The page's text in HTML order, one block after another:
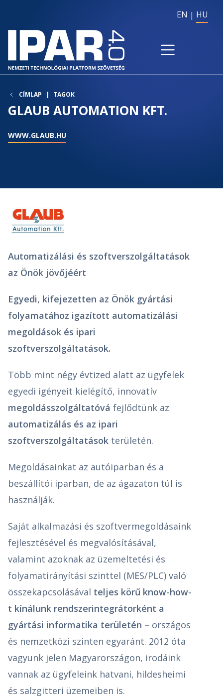
EN HU
CÍMLAP TAGOK
GLAUB AUTOMATION KFT.
WWW.GLAUB.HU
Automatizálási és szoftverszolgáltatások
az Önök jövőjéért
Egyedi, kifejezetten az Önök gyártási
folyamatához igazított automatizálási
megoldások és ipari
szoftverszolgáltatások.
Több mint négy évtized alatt az ügyfelek
egyedi igényeit kielégítő, innovatív
megoldásszolgáltatóvá fejlődtünk az
automatizálás és az ipari
szoftverszolgáltatások területén.
Megoldásainkat az autóiparban és a
beszállítói iparban, de az ágazaton túl is
használják.
Saját alkalmazási és szoftvermegoldásaink
fejlesztésével és megvalósításával,
valamint azoknak az üzemeltetési és
folyamatirányítási szinttel (MES/PLC) való
összekapcsolásával teljes körű know-how-
t kínálunk rendszerintegrátorként a
gyártási informatika területén – országos
és nemzetközi szinten egyaránt. 2012 óta
vagyunk jelen Magyarországon, irodáink
vannak az ügyfeleink hatvani, hildesheimi
és salzgitteri üzemeiben is.